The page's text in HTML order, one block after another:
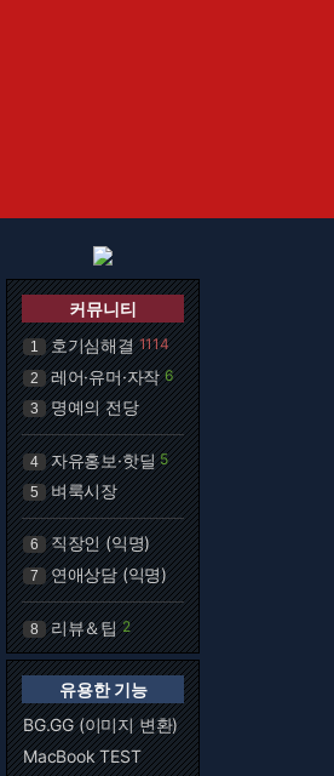
커뮤니티
1 호기심해결 1114
2 레어·유머·자작 6
3 명예의 전당
4 자유홍보·핫딜 5
5 벼룩시장
6 직장인 (익명)
7 연애상담 (익명)
8 리뷰＆팁 2
유용한 기능
BG.GG (이미지 변환)
MacBook TEST